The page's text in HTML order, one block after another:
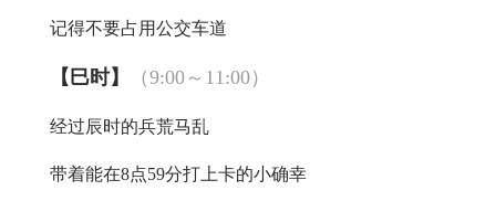
记得不要占用公交车道
【巳时】 （9:00～11:00）
经过辰时的兵荒马乱
带着能在8点59分打上卡的小确幸